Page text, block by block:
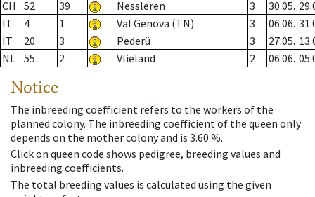
CH
52 39 Nessleren 3 30.05.
IT
4 1 Val Genova (TN) 3 06.06.
IT
20 3 Pederü 3 27.05.
NL 55 2 Vlieland 2 06.06.
Notice
The inbreeding coefficient refers to the workers of the
planned colony. The inbreeding coefficient of the queen only
depends on the mother colony and is 3.60 %.
Click on queen code shows pedigree, breeding values and
inbreeding coefficients.
The total breeding values is calculated using the given